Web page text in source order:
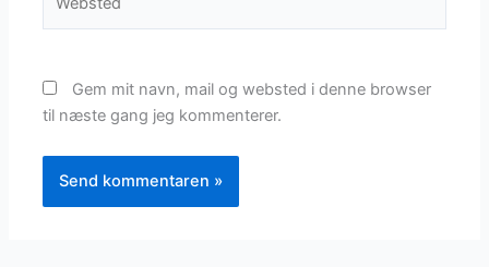
Gem mit navn, mail og websted i denne browser
til næste gang jeg kommenterer.